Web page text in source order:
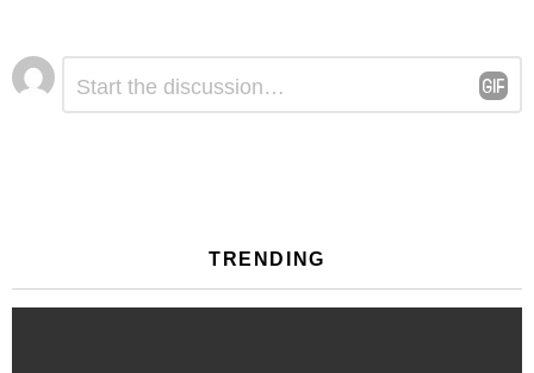
Αφήστε
μια
απάντηση
TRENDING